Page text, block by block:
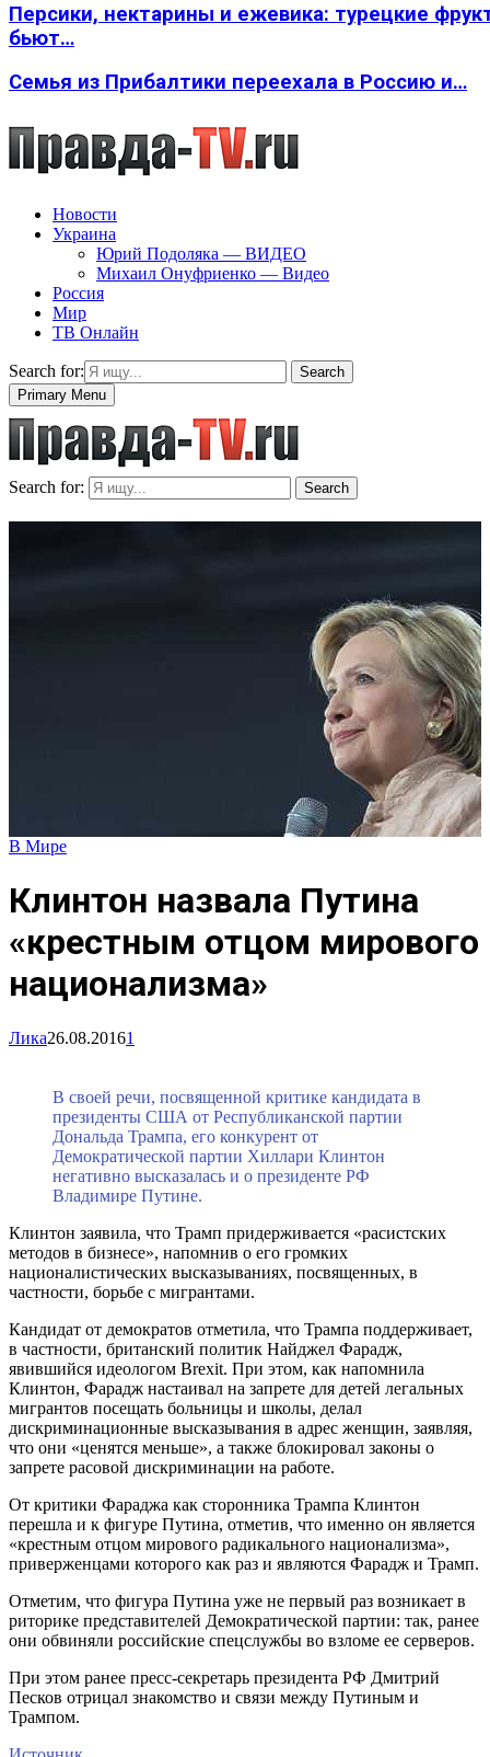
Персики, нектарины и ежевика: турецкие
бьют…
Семья из Прибалтики переехала в Россию и…
Новости
Украина
Юрий Подоляка — ВИДЕО
Михаил Онуфриенко — Видео
Россия
Мир
ТВ Онлайн
Search for:
Search
Primary Menu
Search for: Search
В Мире
Клинтон назвала Путина
«крестным отцом мирового
национализма»
Лика26.08.20161
В своей речи, посвященной критике кандидата в
президенты США от Республиканской партии
Дональда Трампа, его конкурент от
Демократической партии Хиллари Клинтон
негативно высказалась и о президенте РФ
Владимире Путине.
Клинтон заявила, что Трамп придерживается «расистских
методов в бизнесе», напомнив о его громких
националистических высказываниях, посвященных, в
частности, борьбе с мигрантами.
Кандидат от демократов отметила, что Трампа поддерживает,
в частности, британский политик Найджел Фарадж,
явившийся идеологом Brexit. При этом, как напомнила
Клинтон, Фарадж настаивал на запрете для детей легальных
мигрантов посещать больницы и школы, делал
дискриминационные высказывания в адрес женщин, заявляя,
что они «ценятся меньше», а также блокировал законы о
запрете расовой дискриминации на работе.
От критики Фараджа как сторонника Трампа Клинтон
перешла и к фигуре Путина, отметив, что именно он является
«крестным отцом мирового радикального национализма»,
приверженцами которого как раз и являются Фарадж и Трамп.
Отметим, что фигура Путина уже не первый раз возникает в
риторике представителей Демократической партии: так, ранее
они обвиняли российские спецслужбы во взломе ее серверов.
При этом ранее пресс-секретарь президента РФ Дмитрий
Песков отрицал знакомство и связи между Путиным и
Трампом.